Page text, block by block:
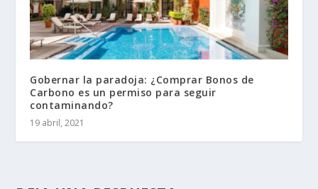
Gobernar la paradoja: ¿Comprar Bonos de
Carbono es un permiso para seguir
contaminando?
19 abril, 2021